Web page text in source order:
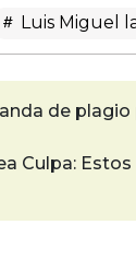
Luis Miguel
de
Culpa: